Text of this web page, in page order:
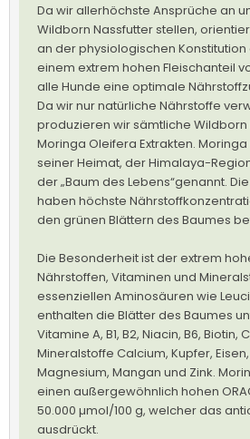
Da wir allerhöchste Ansprüche an
Wildborn Nassfutter stellen,
an der physiologischen Konstitution
einem extrem hohen Fleischanteil
alle Hunde eine optimale
Da wir nur natürliche Nährstoffe
produzieren wir sämtliche
Moringa Oleifera Extrakten.
seiner Heimat, der Himalaya-
der „Baum des Lebens“genannt.
haben höchste
den grünen Blättern des Baumes
Die Besonderheit ist der extrem
Nährstoffen, Vitaminen und
essenziellen Aminosäuren wie
enthalten die Blätter des Baumes
Vitamine A, B1, B2, Niacin, B6, Biotin,
Mineralstoffe Calcium, Kupfer,
Magnesium, Mangan und Zink.
einen außergewöhnlich hohen
50.000 µmol/100 g, welcher das
ausdrückt.